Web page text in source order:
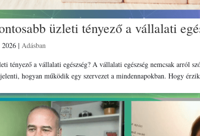
üzleti tényező a vállalati
2026 |Adásban
tényező a vállalati egészség? A vállalati egészség nemcsak arról
hogyan működik egy szervezet a mindennapokban. Hogy